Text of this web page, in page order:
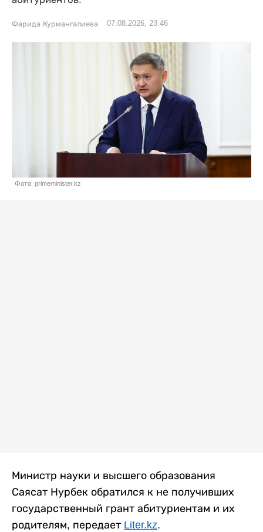
Фарида Курмангалиева 07.08.2026, 23:46
Фото: primeminister.kz
Министр науки и высшего образования
Саясат Нурбек обратился к не получивших
государственный грант абитуриентам и их
родителям, передает Liter.kz.